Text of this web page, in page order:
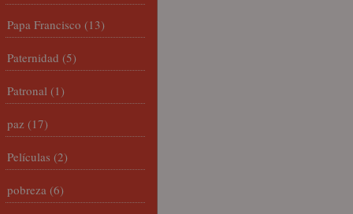
Papa Francisco (13)
Paternidad (5)
Patronal (1)
paz (17)
Películas (2)
pobreza (6)